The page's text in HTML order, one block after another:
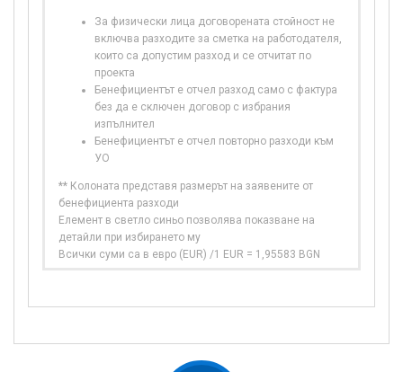
За физически лица договорената стойност не
включва разходите за сметка на работодателя,
които са допустим разход и се отчитат по
проекта
Бенефициентът е отчел разход само с фактура
без да е сключен договор с избрания
изпълнител
Бенефициентът е отчел повторно разходи към
УО
** Колоната представя размерът на заявените от
бенефициента разходи
Елемент в светло синьо позволява показване на
детайли при избирането му
Всички суми са в евро (EUR) /1 EUR = 1,95583 BGN